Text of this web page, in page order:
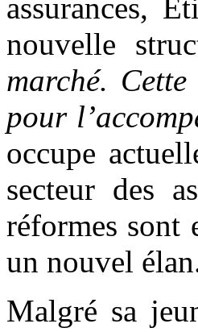
assurances,
nouvelle
marché.
pour
occupe
secteur des
réformes sont
un nouvel
Malgré sa